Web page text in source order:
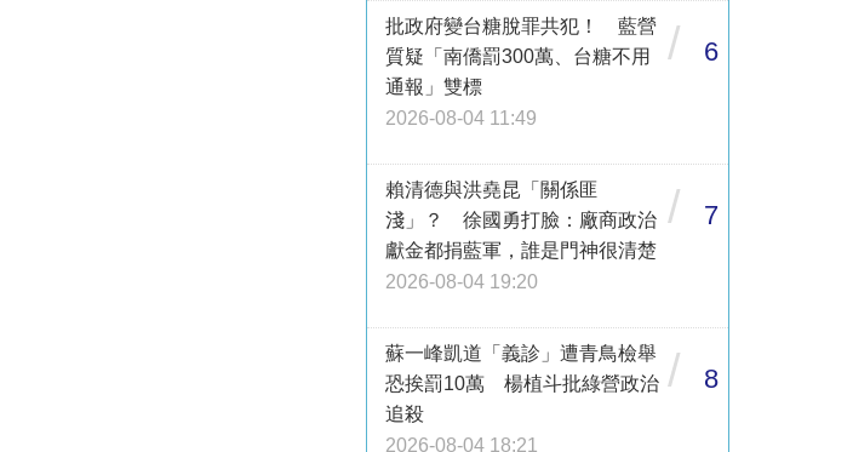
批政府變台糖脫罪共犯！ 藍營
質疑「南僑罰300萬、台糖不用
通報」雙標
2026-08-04 11:49
/ 6
賴清德與洪堯昆「關係匪
淺」？ 徐國勇打臉：廠商政治
獻金都捐藍軍，誰是門神很清楚
2026-08-04 19:20
/ 7
蘇一峰凱道「義診」遭青鳥檢舉
恐挨罰10萬 楊植斗批綠營政治
追殺
2026-08-04 18:21
/ 8